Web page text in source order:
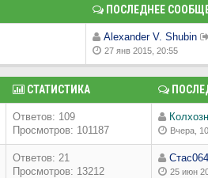
ПОСЛЕДНЕЕ
Alexander V. Shubin
27 янв 2015, 20:55
СТАТИСТИКА
Ответов: 109
Просмотров: 101187
Вчера,
Ответов: 21
Просмотров: 13212
Стас064
25 июн